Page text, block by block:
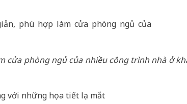
cửa phòng ngủ của nhiều công trình nhà ở